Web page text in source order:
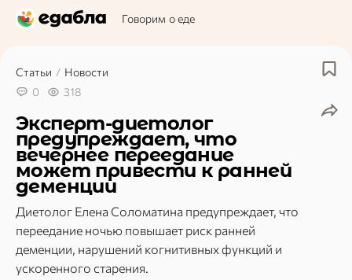
Говорим о еде
Статьи / Новости
0
318
Эксперт‑диетолог
предупреждает, что
вечернее переедание
может привести к ранней
деменции
Диетолог Елена Соломатина предупреждает, что
переедание ночью повышает риск ранней
деменции, нарушений когнитивных функций и
ускоренного старения.